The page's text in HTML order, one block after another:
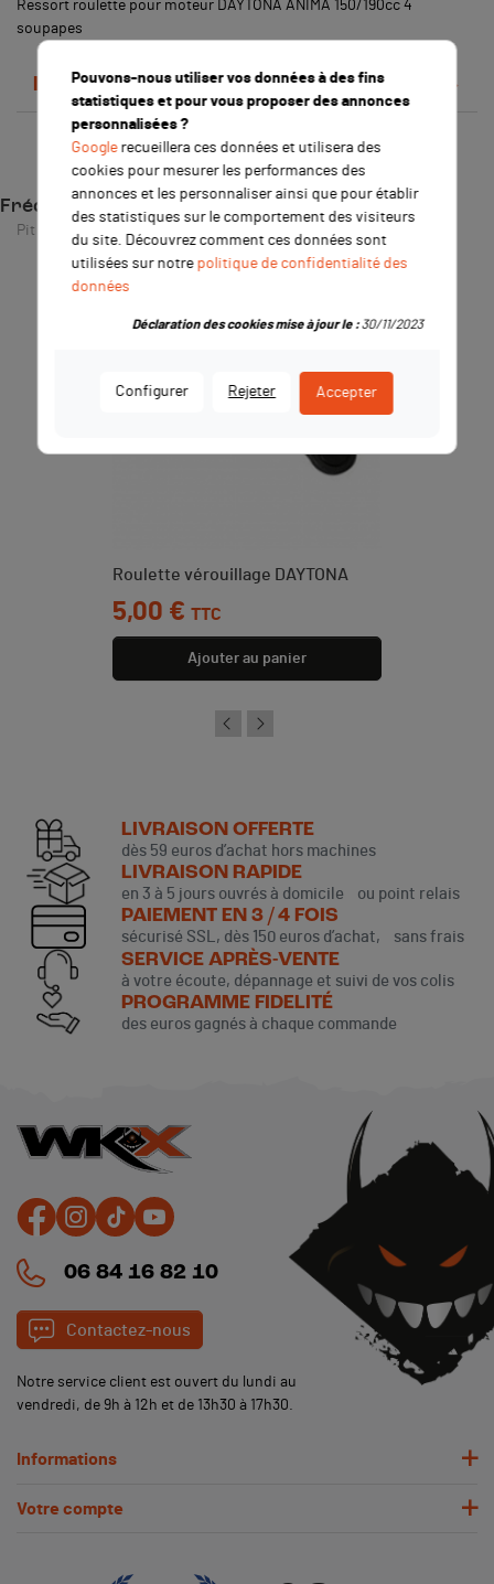
Ressort roulette pour moteur DAYTONA ANIMA 150/190cc 4
soupapes
Détails du produit
Fréquemment achetés ensemble
Pit Bike / Dirt Bike
Roulette vérouillage DAYTONA
Prix
5,00 € TTC
Ajouter au panier
LIVRAISON OFFERTE
dès 59 euros d’achat hors machines
LIVRAISON RAPIDE
en 3 à 5 jours ouvrés à domicile ou point relais
PAIEMENT EN 3 / 4 FOIS
sécurisé SSL, dès 150 euros d’achat, sans frais
SERVICE APRÈS-VENTE
à votre écoute, dépannage et suivi de vos colis
PROGRAMME FIDELITÉ
des euros gagnés à chaque commande
06 84 16 82 10
Contactez-nous
Notre service client est ouvert du lundi au
vendredi, de 9h à 12h et de 13h30 à 17h30.
Informations
Votre compte
Pouvons-nous utiliser vos données à des fins
statistiques et pour vous proposer des annonces
personnalisées ?
Googlerecueillera ces données et utilisera des
cookies pour mesurer les performances des
annonces et les personnaliser ainsi que pour établir
des statistiques sur le comportement des visiteurs
du site. Découvrez comment ces données sont
utilisées sur notre politique de confidentialité des
données
Configurer Rejeter Accepter
Déclaration des cookies mise à jour le :30/11/2023